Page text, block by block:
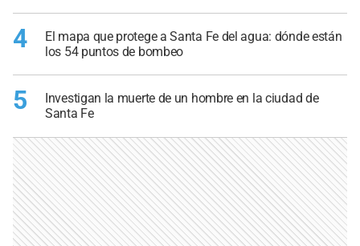
4
El mapa que protege a Santa Fe del agua: dónde están
los 54 puntos de bombeo
5
Investigan la muerte de un hombre en la ciudad de
Santa Fe